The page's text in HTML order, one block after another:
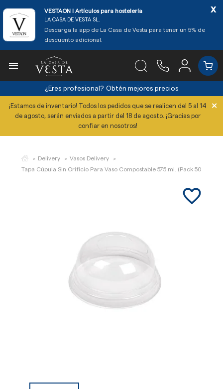
VESTAON l Artículos para hostelería
LA CASA DE VESTA SL.
Descarga la app de La Casa de Vesta para tener un 5% de
descuento adicional.
x

¿Eres profesional? Obtén mejores precios
¡Estamos de inventario! Todos los pedidos que se realicen del 5 al 14
de agosto, serán enviados a partir del 18 de agosto. ¡Gracias por
confiar en nosotros!
×
Delivery
Vasos Delivery
Tapa Cúpula Sin Orificio Para Vaso Compostable 575 ml. (Pack 50 Uds.)
favorite_border